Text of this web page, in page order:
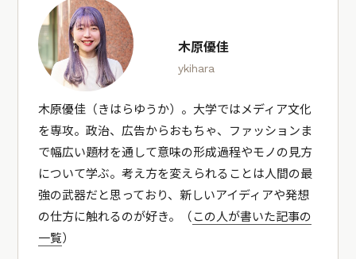
木原優佳
ykihara
木原優佳（きはらゆうか）。大学ではメディア文化
を専攻。政治、広告からおもちゃ、ファッションま
で幅広い題材を通して意味の形成過程やモノの見方
について学ぶ。考え方を変えられることは人間の最
強の武器だと思っており、新しいアイディアや発想
の仕方に触れるのが好き。（この人が書いた記事の
一覧）